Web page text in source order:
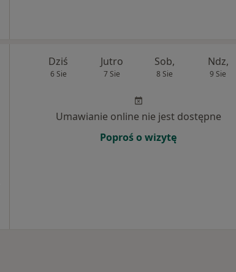
Dziś
6 Sie
Jutro
7 Sie
Sob,
8 Sie
Ndz,
9 Sie
Umawianie online nie jest dostępne
Poproś o wizytę